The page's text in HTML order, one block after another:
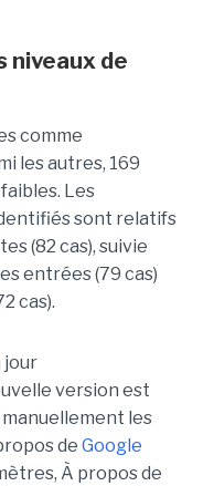
niveaux de
comme
les autres, 169
Les
sont relatifs
(82 cas), suivie
entrées (79 cas)
cas).
jour
version est
les
de Google
À propos de